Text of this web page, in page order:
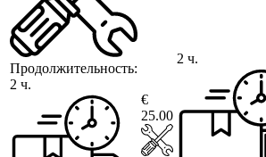
Продолжительность:
2 ч.
€
25.00
2 ч.